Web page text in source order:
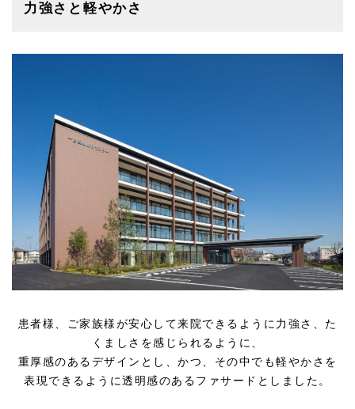
力強さと軽やかさ
患者様、ご家族様が安心して来院できるように力強さ、た
くましさを感じられるように、
重厚感のあるデザインとし、かつ、その中でも軽やかさを
表現できるように透明感のあるファサードとしました。